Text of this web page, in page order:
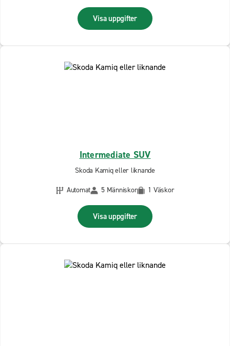
Visa uppgifter
Intermediate SUV
Skoda Kamiq eller liknande
Automat
5 Människor 1 Väskor
Visa uppgifter